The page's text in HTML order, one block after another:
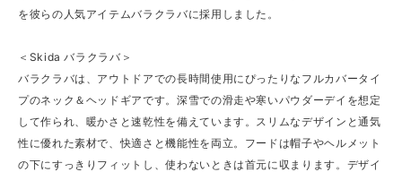
を彼らの人気アイテムバラクラバに採用しました。
＜Skida バラクラバ＞
バラクラバは、アウトドアでの長時間使用にぴったりなフルカバータイ
プのネック＆ヘッドギアです。深雪での滑走や寒いパウダーデイを想定
して作られ、暖かさと速乾性を備えています。スリムなデザインと通気
性に優れた素材で、快適さと機能性を両立。フードは帽子やヘルメット
の下にすっきりフィットし、使わないときは首元に収まります。デザイ